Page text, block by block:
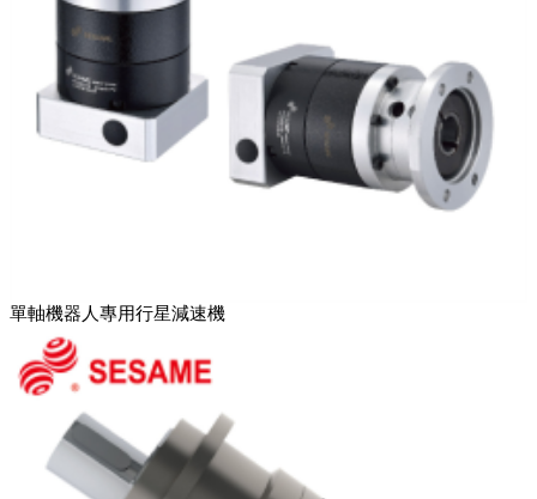
單軸機器人專用行星減速機